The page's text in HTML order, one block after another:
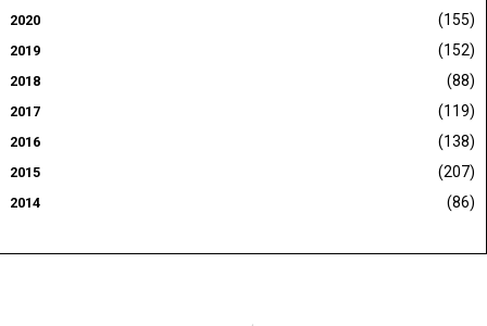
2020 (155)
2019 (152)
2018 (88)
2017 (119)
2016 (138)
2015 (207)
2014 (86)